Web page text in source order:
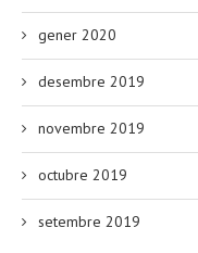
gener 2020
desembre 2019
novembre 2019
octubre 2019
setembre 2019